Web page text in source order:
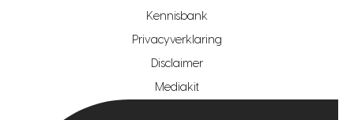
hypotheekshop regio den haag
hypotheekshop regio rotterdam
Kennisbank
Privacyverklaring
Disclaimer
Mediakit